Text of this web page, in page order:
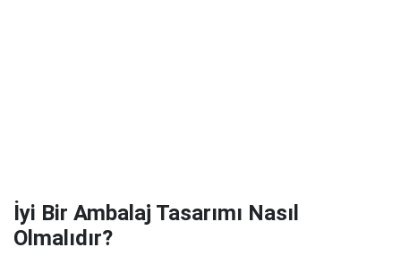
İyi Bir Ambalaj Tasarımı Nasıl
Olmalıdır?